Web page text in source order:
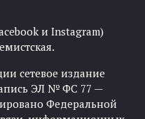
и Instagram)
сетевое издание
ЭЛ № ФС 77 —
Федеральной